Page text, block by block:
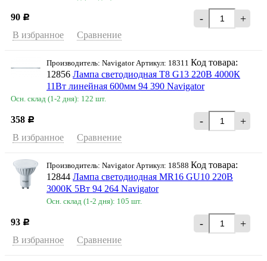
90 Р - +
В избранное Сравнение
Производитель: Navigator Артикул: 18311 Код товара:
12856 Лампа светодиодная T8 G13 220В 4000К
11Вт линейная 600мм 94 390 Navigator
Осн. склад (1-2 дня): 122 шт.
358 Р - +
В избранное Сравнение
Производитель: Navigator Артикул: 18588 Код товара:
12844 Лампа светодиодная MR16 GU10 220В
3000К 5Вт 94 264 Navigator
Осн. склад (1-2 дня): 105 шт.
93 Р - +
В избранное Сравнение